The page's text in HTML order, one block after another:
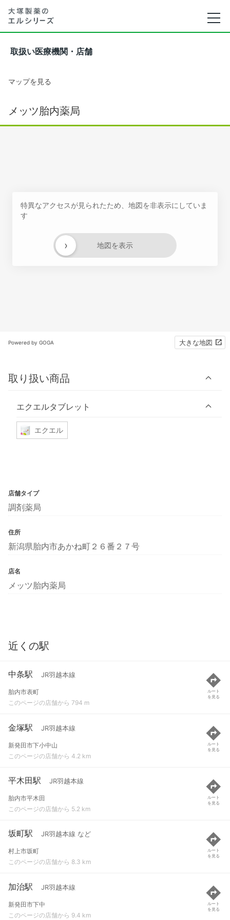
取扱い医療機関・店舗
マップを見る
メッツ胎内薬局
特異なアクセスが見られたため、地図を非表示にしていま
す
地図を表示
›
Powered by GOGA 大きな地図
取り扱い商品
エクエルタブレット
エクエル
店舗タイプ
調剤薬局
住所
新潟県胎内市あかね町２６番２７号
店名
メッツ胎内薬局
近くの駅
中条駅 JR羽越本線
胎内市表町
このページの店舗から 794 m
ルート
を見る
金塚駅 JR羽越本線
新発田市下小中山
このページの店舗から 4.2 km
ルート
を見る
平木田駅 JR羽越本線
胎内市平木田
このページの店舗から 5.2 km
ルート
を見る
坂町駅 JR羽越本線 など
村上市坂町
このページの店舗から 8.3 km
ルート
を見る
加治駅 JR羽越本線
新発田市下中
このページの店舗から 9.4 km
ルート
を見る